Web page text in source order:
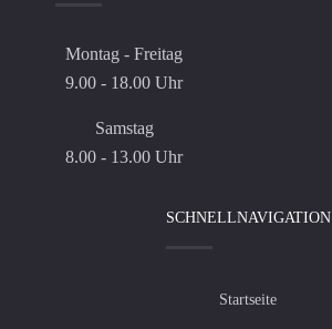
Montag - Freitag
9.00 - 18.00 Uhr
Samstag
8.00 - 13.00 Uhr
SCHNELLNAVIGATION
Startseite